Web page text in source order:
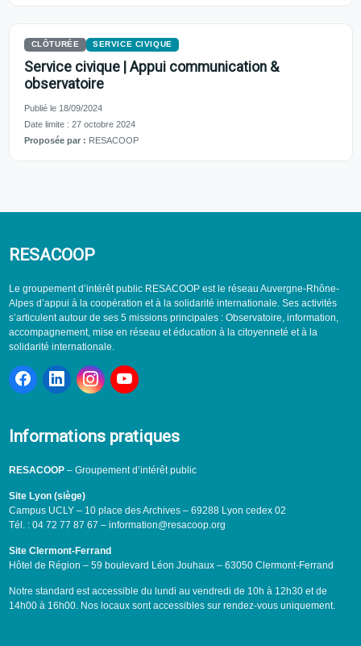
CLÔTURÉE SERVICE CIVIQUE
Service civique | Appui communication &
observatoire
Publié le 18/09/2024
Date limite : 27 octobre 2024
Proposée par : RESACOOP
RESACOOP
Le groupement d’intérêt public RESACOOP est le réseau Auvergne-Rhône-
Alpes d’appui à la coopération et à la solidarité internationale. Ses activités
s’articulent autour de ses 5 missions principales : Observatoire, information,
accompagnement, mise en réseau et éducation à la citoyenneté et à la
solidarité internationale.
Informations pratiques
RESACOOP– Groupement d’intérêt public
Site Lyon (siège)
Campus UCLY – 10 place des Archives – 69288 Lyon cedex 02
Tél. : 04 72 77 87 67 – information@resacoop.org
Site Clermont-Ferrand
Hôtel de Région – 59 boulevard Léon Jouhaux – 63050 Clermont-Ferrand
Notre standard est accessible du lundi au vendredi de 10h à 12h30 et de
14h00 à 16h00. Nos locaux sont accessibles sur rendez-vous uniquement.